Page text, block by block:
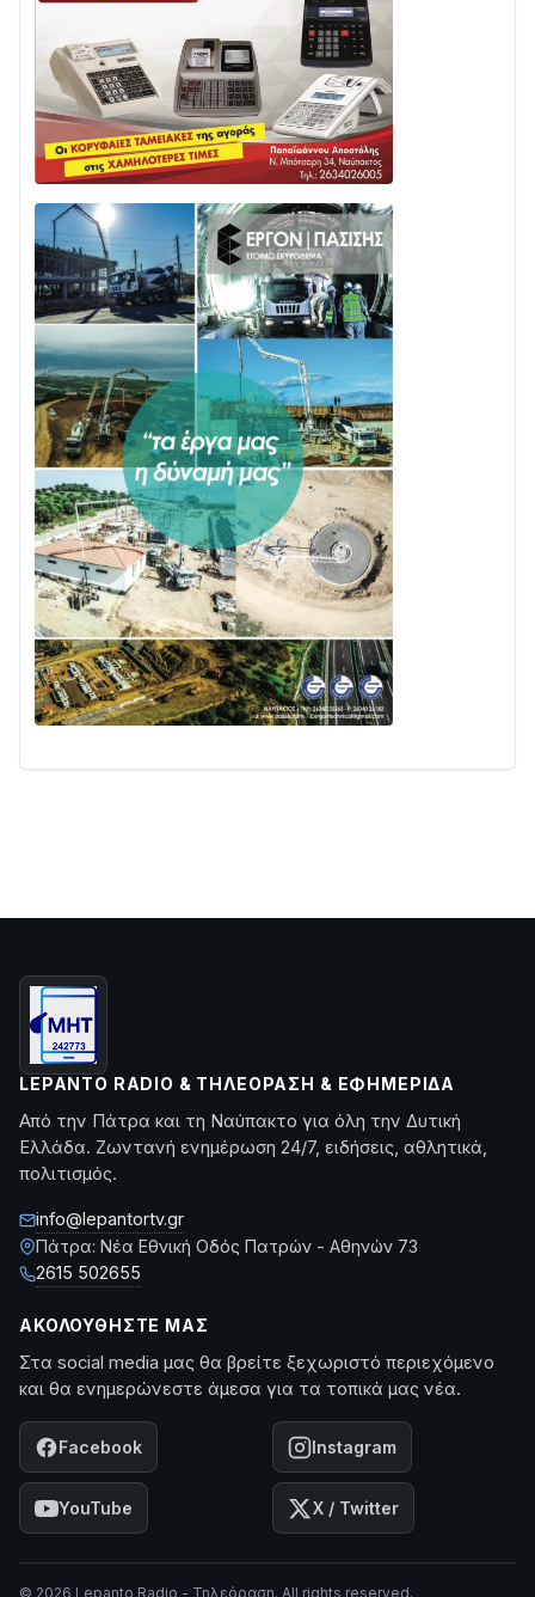
LEPANTO RADIO & ΤΗΛΕΌΡΑΣΗ & ΕΦΗΜΕΡΊΔΑ
Από την Πάτρα και τη Ναύπακτο για όλη την Δυτική
Ελλάδα. Ζωντανή ενημέρωση 24/7, ειδήσεις, αθλητικά,
πολιτισμός.
info@lepantortv.gr
Πάτρα: Νέα Εθνική Οδός Πατρών - Αθηνών 73
2615 502655
ΑΚΟΛΟΥΘΉΣΤΕ ΜΑΣ
Στα social media μας θα βρείτε ξεχωριστό περιεχόμενο
και θα ενημερώνεστε άμεσα για τα τοπικά μας νέα.
Facebook Instagram
YouTube X / Twitter
© 2026 Lepanto Radio - Τηλεόραση. All rights reserved.